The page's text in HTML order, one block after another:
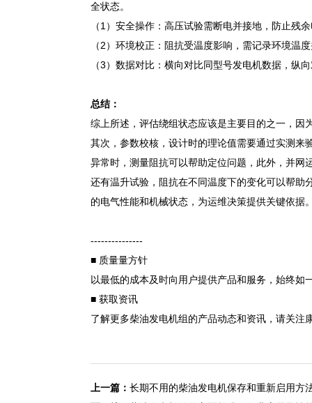
全状态。
（1）安全操作：高压试验需断电并接地，防止残
（2）环境校正：阻抗受温度影响，需记录环境
（3）数据对比：横向对比同型号发电机数据，纵
总结：
综上所述，评估绕组状态应该是主要目的之一，因
其次，参数校核，设计时的理论值需要通过实测来
异常时，测量阻抗可以帮助定位问题，此外，并网
还有温升试验，阻抗在不同温度下的变化可以帮助
的电气性能和机械状态，为运维决策提供关键依据
---------------
■ 质量量方针
以最低的成本及时向用户提供产品和服务，始终如
■ 获取资讯
了解更多柴油发电机组的产品动态和资讯，请关
上一篇： 长期不用的柴油发电机保存和重新启用方